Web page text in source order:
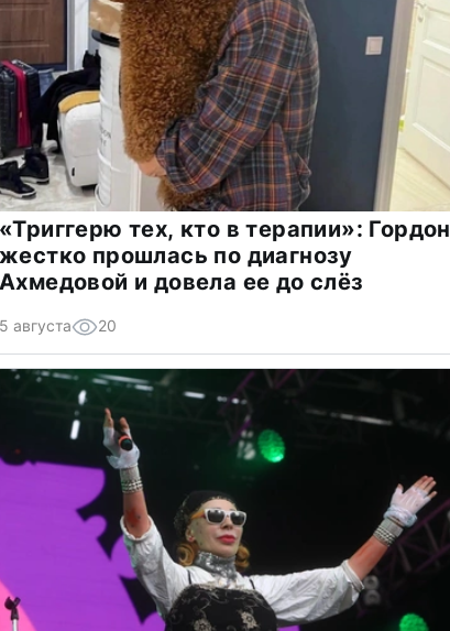
«Триггерю тех, кто в терапии»: Гордон
жестко прошлась по диагнозу
Ахмедовой и довела ее до слёз
5 августа 20